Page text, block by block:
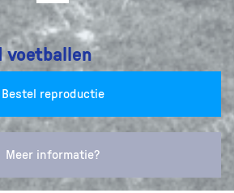
voetballen
Bestel reproductie
Meer informatie?